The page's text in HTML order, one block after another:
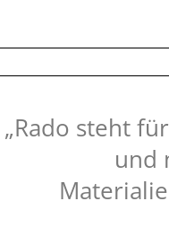
„Rado steht
und